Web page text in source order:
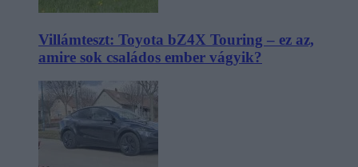
Villámteszt: Toyota bZ4X Touring – ez az,
amire sok családos ember vágyik?